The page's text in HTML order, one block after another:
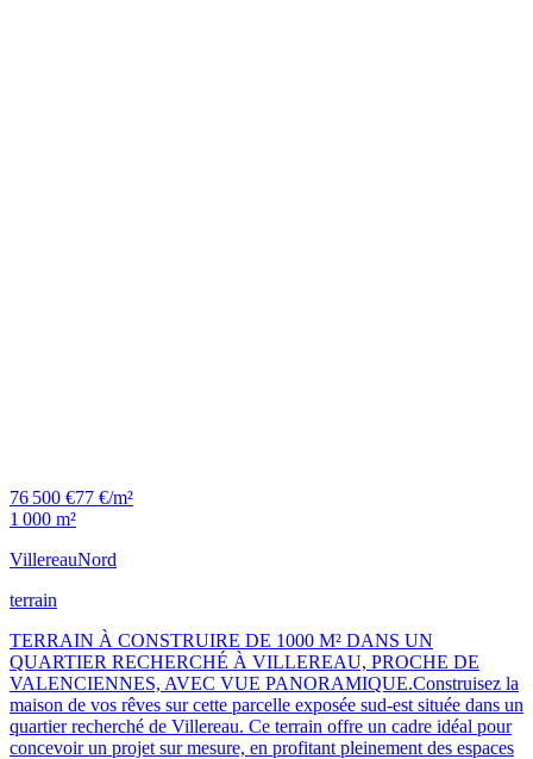
76 500 €77 €/m²
1 000 m²
VillereauNord
terrain
TERRAIN À CONSTRUIRE DE 1000 M² DANS UN
QUARTIER RECHERCHÉ À VILLEREAU, PROCHE DE
VALENCIENNES, AVEC VUE PANORAMIQUE.Construisez la
maison de vos rêves sur cette parcelle exposée sud-est située dans un
quartier recherché de Villereau. Ce terrain offre un cadre idéal pour
concevoir un projet sur mesure, en profitant pleinement des espaces